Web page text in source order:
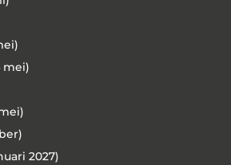
mei)
2027)